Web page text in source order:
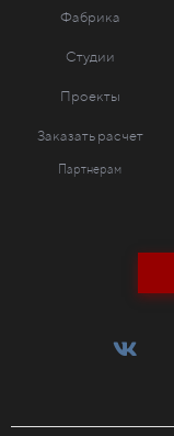
Фабрика
Студии
Проекты
Заказать расчет
Партнерам